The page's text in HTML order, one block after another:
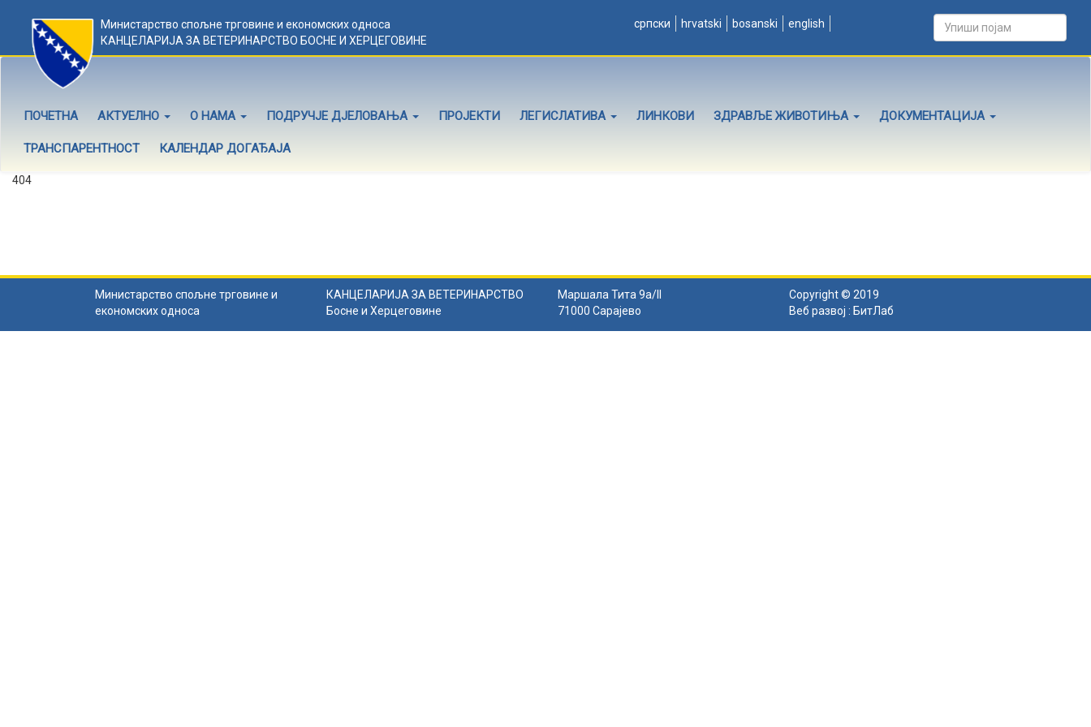
Министарство спољне трговине и економских односа
КАНЦЕЛАРИЈА ЗА ВЕТЕРИНАРСТВО БОСНЕ И ХЕРЦЕГОВИНЕ
српски hrvatski bosanski english
ПОЧЕТНА АКТУЕЛНО О НАМА ПОДРУЧЈЕ ДЈЕЛОВАЊА ПРОЈЕКТИ ЛЕГИСЛАТИВА ЛИНКОВИ ЗДРАВЉЕ ЖИВОТИЊА ДОКУМЕНТАЦИЈА
ТРАНСПАРЕНТНОСТ КАЛЕНДАР ДОГАЂАЈА
404
Министарство спољне трговине и
економских односа
КАНЦЕЛАРИЈА ЗА ВЕТЕРИНАРСТВО
Босне и Херцеговине
Маршала Тита 9а/II
71000 Сарајево
Copyright © 2019
Веб развој : БитЛаб